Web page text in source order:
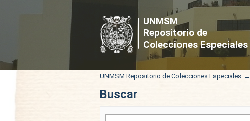
UNMSM
Repositorio de
Colecciones Especiales
Buscar
UNMSM Repositorio de Colecciones Especiales →
Buscar